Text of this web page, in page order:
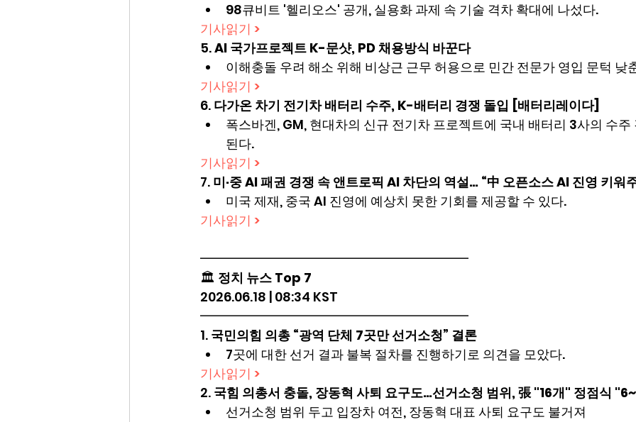
98큐비트 '헬리오스' 공개, 실용화 과제 속 기술 격차 확대에 나섰다.
기사읽기 >
5. AI 국가프로젝트 K-문샷, PD 채용방식 바꾼다
이해충돌 우려 해소 위해 비상근 근무 허용으로 민간 전문가 영입 문턱 낮
기사읽기 >
6. 다가온 차기 전기차 배터리 수주, K-배터리 경쟁 돌입 [배터리레이다]
폭스바겐, GM, 현대차의 신규 전기차 프로젝트에 국내 배터리 3사의 수주
된다.
기사읽기 >
7. 미·중 AI 패권 경쟁 속 앤트로픽 AI 차단의 역설… “中 오픈소스 AI 진영 키워
미국 제재, 중국 AI 진영에 예상치 못한 기회를 제공할 수 있다.
기사읽기 >
━━━━━━━━━━━━━━━━━━━━━
🏛️ 정치 뉴스 Top 7
2026.06.18 | 08:34 KST
━━━━━━━━━━━━━━━━━━━━━
1. 국민의힘 의총 “광역 단체 7곳만 선거소청” 결론
7곳에 대한 선거 결과 불복 절차를 진행하기로 의견을 모았다.
기사읽기 >
2. 국힘 의총서 충돌, 장동혁 사퇴 요구도…선거소청 범위, 張 "16개" 정점식
선거소청 범위 두고 입장차 여전, 장동혁 대표 사퇴 요구도 불거져